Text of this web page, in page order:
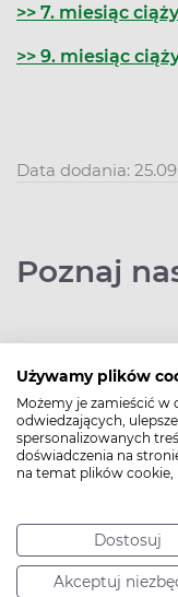
Używamy plików
Możemy je zamieścić w
odwiedzających,
spersonalizowanych
doświadczenia na
na temat plików
Dostosuj
Akceptuj
>> 7. miesiąc ciąży
>> 9. miesiąc
Data dodania:
Poznaj
Uniwersytecie
się